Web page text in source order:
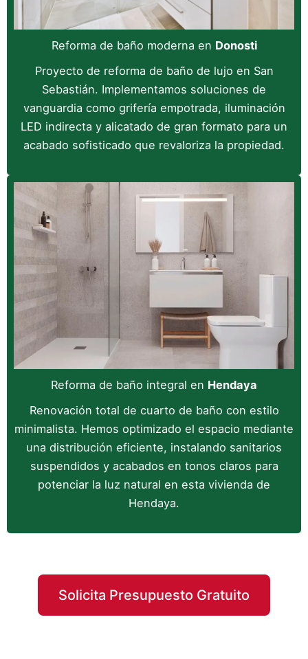
Reforma de baño moderna en Donosti
Proyecto de reforma de baño de lujo en San
Sebastián. Implementamos soluciones de
vanguardia como grifería empotrada, iluminación
LED indirecta y alicatado de gran formato para un
acabado sofisticado que revaloriza la propiedad.
Reforma de baño integral en Hendaya
Renovación total de cuarto de baño con estilo
minimalista. Hemos optimizado el espacio mediante
una distribución eficiente, instalando sanitarios
suspendidos y acabados en tonos claros para
potenciar la luz natural en esta vivienda de
Hendaya.
Solicita Presupuesto Gratuito